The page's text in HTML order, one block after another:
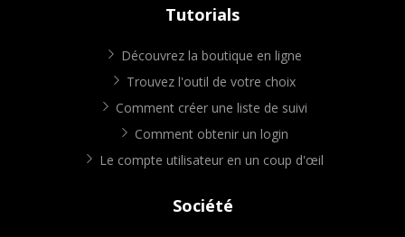
Tutorials
Découvrez la boutique en ligne
Trouvez l'outil de votre choix
Comment créer une liste de suivi
Comment obtenir un login
Le compte utilisateur en un coup d'œil
Société